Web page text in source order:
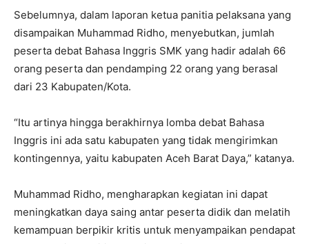
Sebelumnya, dalam laporan ketua panitia pelaksana yang
disampaikan Muhammad Ridho, menyebutkan, jumlah
peserta debat Bahasa Inggris SMK yang hadir adalah 66
orang peserta dan pendamping 22 orang yang berasal
dari 23 Kabupaten/Kota.
“Itu artinya hingga berakhirnya lomba debat Bahasa
Inggris ini ada satu kabupaten yang tidak mengirimkan
kontingennya, yaitu kabupaten Aceh Barat Daya,” katanya.
Muhammad Ridho, mengharapkan kegiatan ini dapat
meningkatkan daya saing antar peserta didik dan melatih
kemampuan berpikir kritis untuk menyampaikan pendapat